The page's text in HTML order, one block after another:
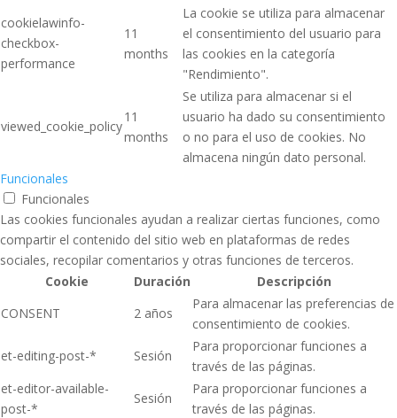
cookielawinfo-
checkbox-
performance
11
months
La cookie se utiliza para almacenar
el consentimiento del usuario para
las cookies en la categoría
"Rendimiento".
viewed_cookie_policy
11
months
Se utiliza para almacenar si el
usuario ha dado su consentimiento
o no para el uso de cookies. No
almacena ningún dato personal.
Funcionales
Funcionales
Las cookies funcionales ayudan a realizar ciertas funciones, como
compartir el contenido del sitio web en plataformas de redes
sociales, recopilar comentarios y otras funciones de terceros.
Cookie
Duración
Descripción
CONSENT
2 años
Para almacenar las preferencias de
consentimiento de cookies.
et-editing-post-*
Sesión
Para proporcionar funciones a
través de las páginas.
et-editor-available-
post-*
Sesión
Para proporcionar funciones a
través de las páginas.